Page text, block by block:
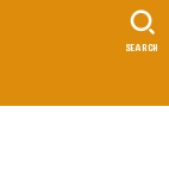
SEARCH